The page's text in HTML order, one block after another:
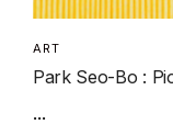
ART
Park Seo-Bo :
...